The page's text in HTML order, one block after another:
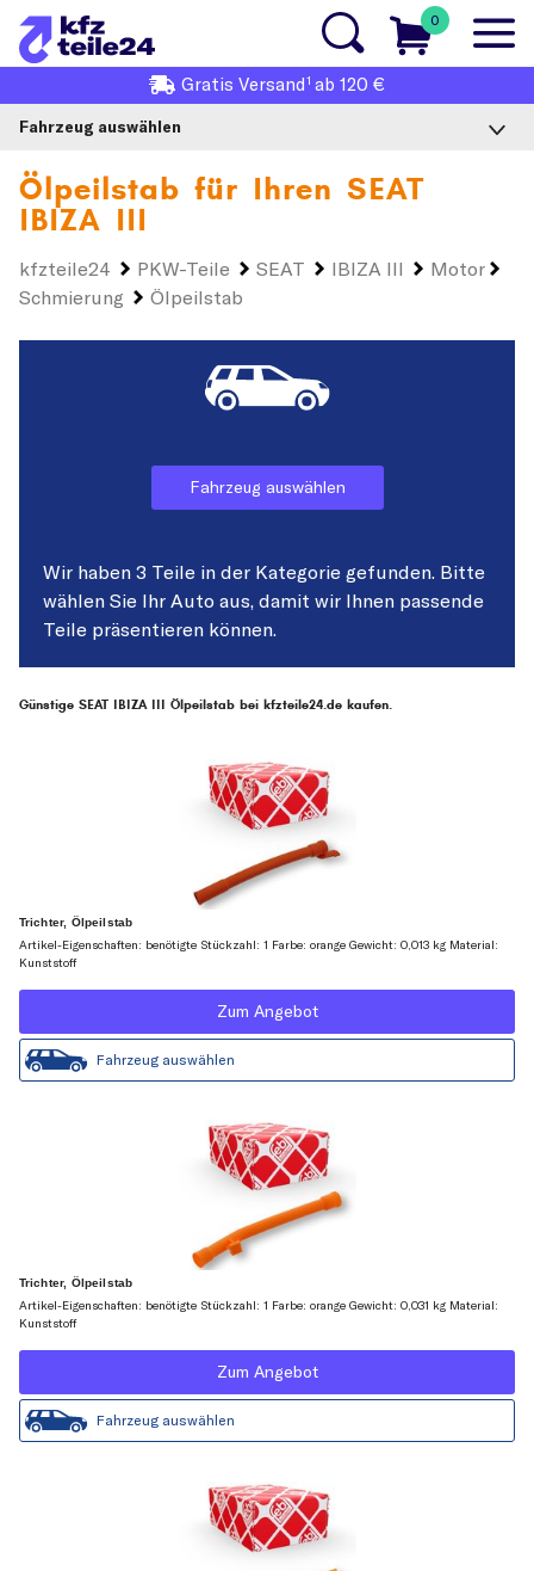
0
Gratis Versand1 ab 120 €
Fahrzeug auswählen
Ölpeilstab für Ihren SEAT
IBIZA III
kfzteile24 PKW-Teile SEAT IBIZA III
Motor
Schmierung
Ölpeilstab
Fahrzeug auswählen
Wir haben 3 Teile in der Kategorie gefunden. Bitte
wählen Sie Ihr Auto aus, damit wir Ihnen passende
Teile präsentieren können.
Günstige SEAT IBIZA III Ölpeilstab bei kfzteile24.de kaufen.
Trichter, Ölpeilstab
Artikel-Eigenschaften: benötigte Stückzahl: 1 Farbe: orange Gewicht: 0,013 kg Material:
Kunststoff
Zum Angebot
Fahrzeug auswählen
Trichter, Ölpeilstab
Artikel-Eigenschaften: benötigte Stückzahl: 1 Farbe: orange Gewicht: 0,031 kg Material:
Kunststoff
Zum Angebot
Fahrzeug auswählen